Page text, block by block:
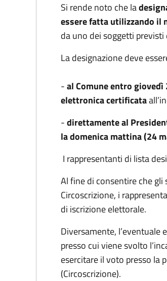
Si rende noto che la
essere fatta utilizzando il
da uno dei soggetti
La designazione deve
-al Comune entro
elettronica certificata
-direttamente al
la domenica mattina (24
I rappresentanti di lista
Al fine di consentire che gli
Circoscrizione, i
di iscrizione elettorale.
Diversamente, l’eventuale
presso cui viene svolto
esercitare il voto presso la
(Circoscrizione).